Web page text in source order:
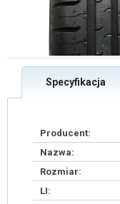
Specyfikacja
Producent:
Nazwa:
Rozmiar:
LI: